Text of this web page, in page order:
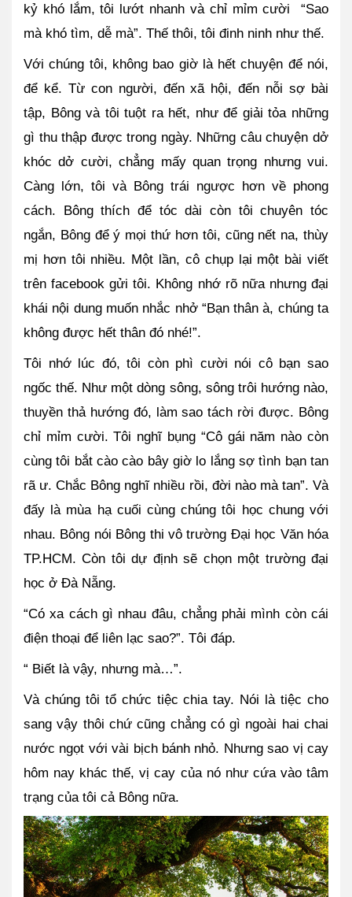
kỷ khó lắm, tôi lướt nhanh và chỉ mỉm cười  “Sao
mà khó tìm, dễ mà”. Thế thôi, tôi đinh ninh như thế.
Với chúng tôi, không bao giờ là hết chuyện để nói,
để kể. Từ con người, đến xã hội, đến nỗi sợ bài
tập, Bông và tôi tuột ra hết, như để giải tỏa những
gì thu thập được trong ngày. Những câu chuyện dở
khóc dở cười, chẳng mấy quan trọng nhưng vui.
Càng lớn, tôi và Bông trái ngược hơn về phong
cách. Bông thích để tóc dài còn tôi chuyên tóc
ngắn, Bông để ý mọi thứ hơn tôi, cũng nết na, thùy
mị hơn tôi nhiều. Một lần, cô chụp lại một bài viết
trên facebook gửi tôi. Không nhớ rõ nữa nhưng đại
khái nội dung muốn nhắc nhở “Bạn thân à, chúng ta
không được hết thân đó nhé!”.
Tôi nhớ lúc đó, tôi còn phì cười nói cô bạn sao
ngốc thế. Như một dòng sông, sông trôi hướng nào,
thuyền thả hướng đó, làm sao tách rời được. Bông
chỉ mỉm cười. Tôi nghĩ bụng “Cô gái năm nào còn
cùng tôi bắt cào cào bây giờ lo lắng sợ tình bạn tan
rã ư. Chắc Bông nghĩ nhiều rồi, đời nào mà tan”. Và
đấy là mùa hạ cuối cùng chúng tôi học chung với
nhau. Bông nói Bông thi vô trường Đại học Văn hóa
TP.HCM. Còn tôi dự định sẽ chọn một trường đại
học ở Đà Nẵng.
“Có xa cách gì nhau đâu, chẳng phải mình còn cái
điện thoại để liên lạc sao?”. Tôi đáp.
“ Biết là vậy, nhưng mà…”.
Và chúng tôi tổ chức tiệc chia tay. Nói là tiệc cho
sang vậy thôi chứ cũng chẳng có gì ngoài hai chai
nước ngọt với vài bịch bánh nhỏ. Nhưng sao vị cay
hôm nay khác thế, vị cay của nó như cứa vào tâm
trạng của tôi cả Bông nữa.